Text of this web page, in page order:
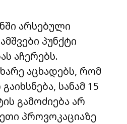
არსებული
პუნქტი
აჩერებს.
აცხადებს, რომ
სანამ 15
გამოძიება არ
პროვოკაციაზე